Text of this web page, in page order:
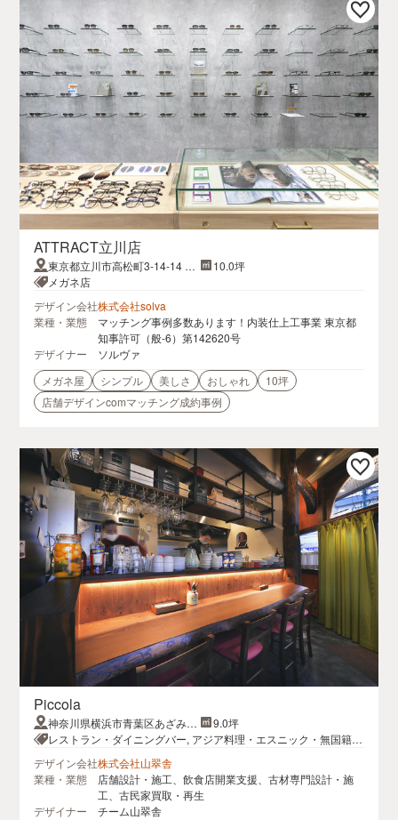
ATTRACT立川店
東京都立川市高松町3-14-14 立
川OSEビル1F
10.0坪
メガネ店
デザイン会社株式会社solva
業種・業態
マッチング事例多数あります！内装仕上工事業 東京都
知事許可（般-6）第142620号
デザイナー
ソルヴァ
メガネ屋
シンプル 美しさ おしゃれ
10坪
店舗デザインcomマッチング成約事例
Piccola
神奈川県横浜市青葉区あざみ野
1-24-5
9.0坪
レストラン・ダイニングバー, アジア料理・エスニック・無国籍料
デザイン会社株式会社山翠舎
業種・業態
店舗設計・施工、飲食店開業支援、古材専門設計・施
工、古民家買取・再生
デザイナー
チーム山翠舎